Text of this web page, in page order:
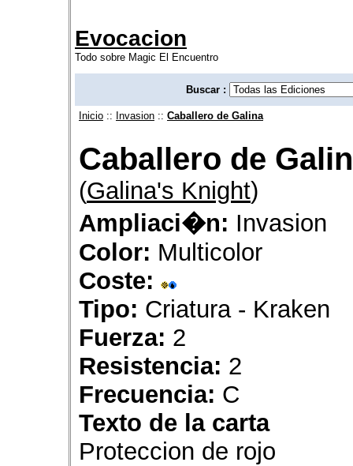
Evocacion
Todo sobre Magic El Encuentro
Buscar :
Inicio :: Invasion :: Caballero de Galina
Caballero de
(Galina's Knight)
Ampliaci�n: Invasion
Color: Multicolor
Coste:
Tipo: Criatura - Kraken
Fuerza: 2
Resistencia: 2
Frecuencia: C
Texto de la carta
Proteccion de rojo